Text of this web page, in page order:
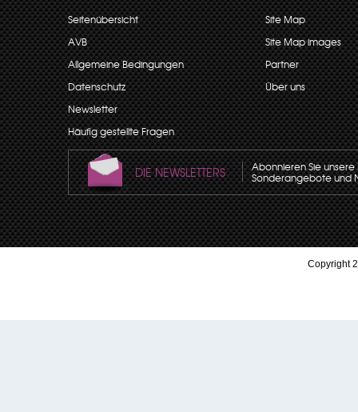
Seitenübersicht
AVB
Allgemeine Bedingungen
Datenschutz
Newsletter
Häufig gestellte Fragen
Site Map
Site Map images
Partner
Über uns
DIE NEWSLETTERS Abonnieren Sie
Sonderangebote und
Copyright